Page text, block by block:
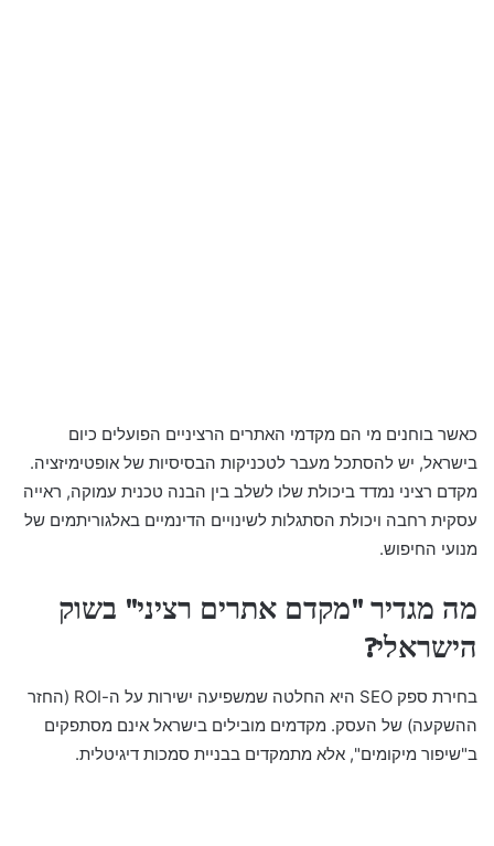
כאשר בוחנים מי הם מקדמי האתרים הרציניים הפועלים כיום
בישראל, יש להסתכל מעבר לטכניקות הבסיסיות של אופטימיזציה.
מקדם רציני נמדד ביכולת שלו לשלב בין הבנה טכנית עמוקה, ראייה
עסקית רחבה ויכולת הסתגלות לשינויים הדינמיים באלגוריתמים של
מנועי החיפוש.
מה מגדיר "מקדם אתרים רציני" בשוק
הישראלי?
בחירת ספק SEO היא החלטה שמשפיעה ישירות על ה-ROI (החזר
ההשקעה) של העסק. מקדמים מובילים בישראל אינם מסתפקים
ב"שיפור מיקומים", אלא מתמקדים בבניית סמכות דיגיטלית.